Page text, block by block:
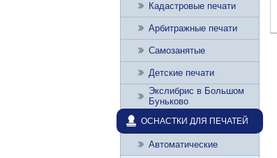
Кадастровые печати
Арбитражные печати
Самозанятые
Детские печати
Экслибрис в Большом
Буньково
ОСНАСТКИ ДЛЯ ПЕЧАТЕЙ
Автоматические